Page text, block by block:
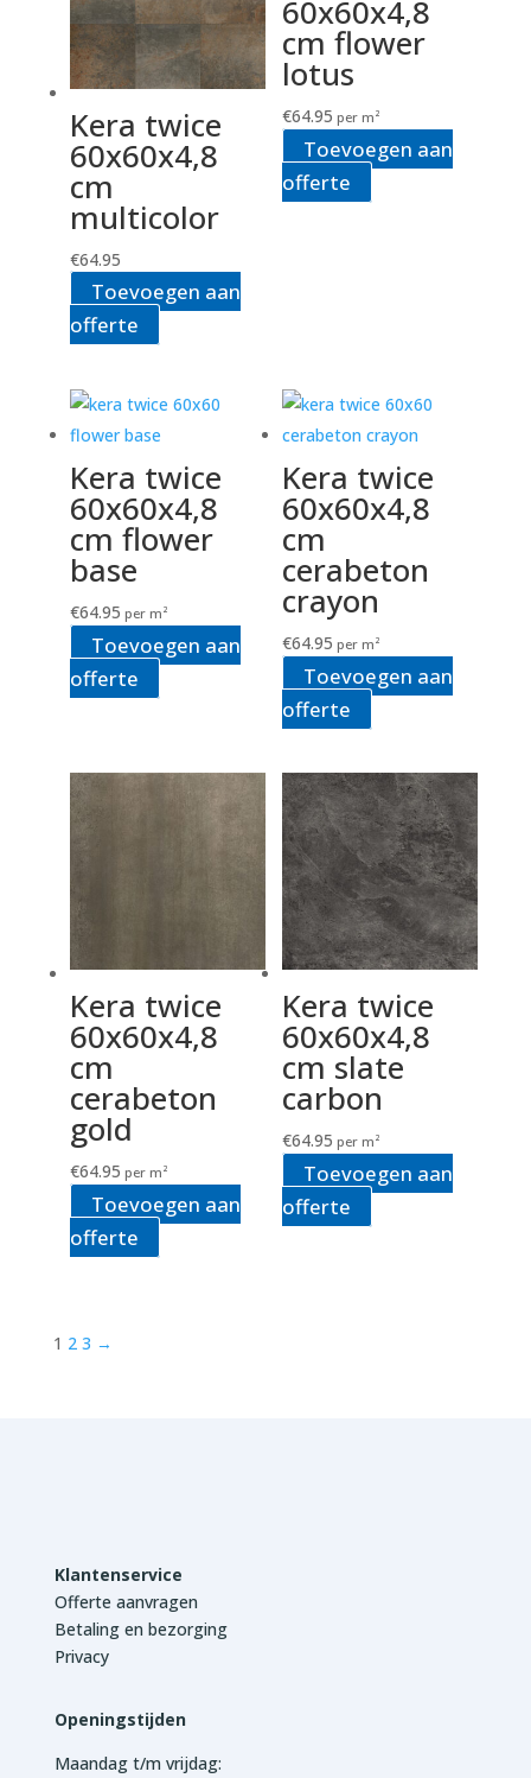
Kera twice
60x60x4,8
cm
multicolor
€64.95
Toevoegen aan
offerte
60x60x4,8
cm flower
lotus
€64.95 per m²
Toevoegen aan
offerte
Kera twice
60x60x4,8
cm flower
base
€64.95 per m²
Toevoegen aan
offerte
Kera twice
60x60x4,8
cm
cerabeton
crayon
€64.95 per m²
Toevoegen aan
offerte
Kera twice
60x60x4,8
cm
cerabeton
gold
€64.95 per m²
Toevoegen aan
offerte
Kera twice
60x60x4,8
cm slate
carbon
€64.95 per m²
Toevoegen aan
offerte
1 2 3 →
Klantenservice
Offerte aanvragen
Betaling en bezorging
Privacy
Openingstijden
Maandag t/m vrijdag: